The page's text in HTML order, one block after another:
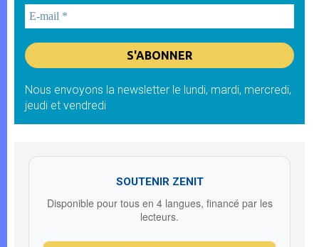
Nous envoyons la newsletter le lundi, mardi, mercredi,
jeudi et vendredi
SOUTENIR ZENIT
Disponible pour tous en 4 langues, financé par les
lecteurs.